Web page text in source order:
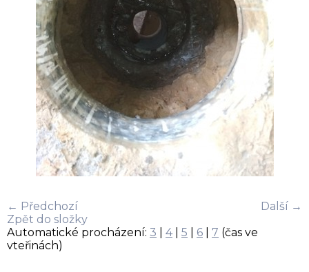
← Předchozí
Další →
Zpět do složky
Automatické procházení: 3 4| 5 6 7 (čas ve
vteřinách)